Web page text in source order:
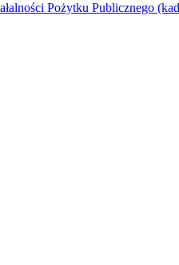
Pożytku Publicznego